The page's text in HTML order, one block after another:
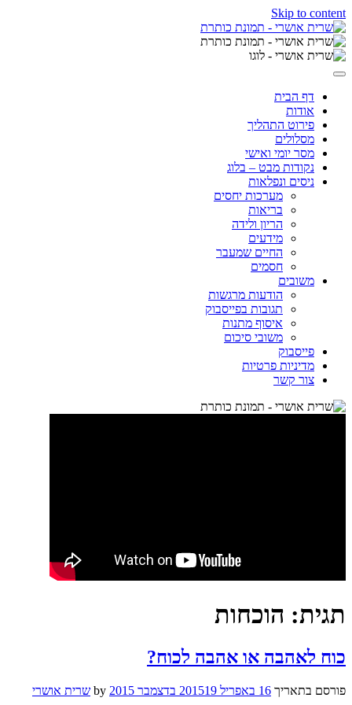
Skip to content
דף הבית
אודות
פירוט התהליך
מסלולים
מסר יומי ואישי
נקודות מבט – בלוג
ניסים ונפלאות
מערכות יחסים
בריאות
הריון ולידה
מידעים
החיים שמעבר
חסמים
משובים
הודעות מרגשות
תגובות בפייסבוק
איסוף מתנות
משובי סיכום
פייסבוק
מדיניות פרטיות
צור קשר
תגית: הוכחות
כוח לאהבה או אהבה לכוח?
פורסם בתאריך 16 באפריל 2015 19 בדצמבר 2015 שרית אושרי